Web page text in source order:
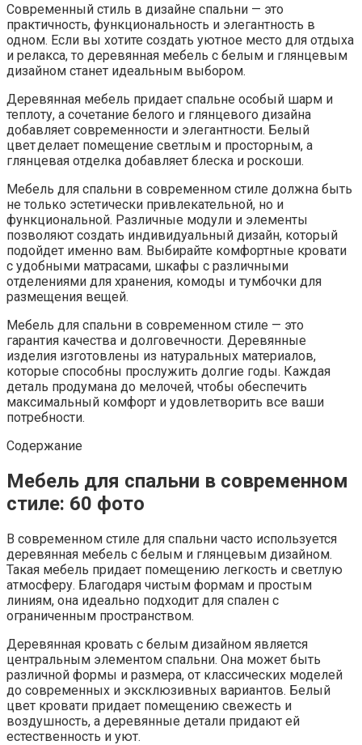
Современный стиль в дизайне спальни — это
практичность, функциональность и элегантность в
одном. Если вы хотите создать уютное место для отдыха
и релакса, то деревянная мебель с белым и глянцевым
дизайном станет идеальным выбором.
Деревянная мебель придает спальне особый шарм и
теплоту, а сочетание белого и глянцевого дизайна
добавляет современности и элегантности. Белый
цвет делает помещение светлым и просторным, а
глянцевая отделка добавляет блеска и роскоши.
Мебель для спальни в современном стиле должна быть
не только эстетически привлекательной, но и
функциональной. Различные модули и элементы
позволяют создать индивидуальный дизайн, который
подойдет именно вам. Выбирайте комфортные кровати
с удобными матрасами, шкафы с различными
отделениями для хранения, комоды и тумбочки для
размещения вещей.
Мебель для спальни в современном стиле — это
гарантия качества и долговечности. Деревянные
изделия изготовлены из натуральных материалов,
которые способны прослужить долгие годы. Каждая
деталь продумана до мелочей, чтобы обеспечить
максимальный комфорт и удовлетворить все ваши
потребности.
Содержание
Мебель для спальни в современном
стиле: 60 фото
В современном стиле для спальни часто используется
деревянная мебель с белым и глянцевым дизайном.
Такая мебель придает помещению легкость и светлую
атмосферу. Благодаря чистым формам и простым
линиям, она идеально подходит для спален с
ограниченным пространством.
Деревянная кровать с белым дизайном является
центральным элементом спальни. Она может быть
различной формы и размера, от классических моделей
до современных и эксклюзивных вариантов. Белый
цвет кровати придает помещению свежесть и
воздушность, а деревянные детали придают ей
естественность и уют.